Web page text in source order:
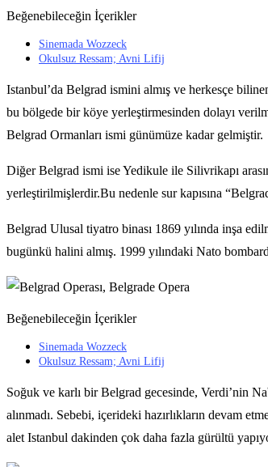
Beğenebileceğin İçerikler
Sinemada Wozzeck
Okulsuz Ressam; Avni Lifij
Istanbul’da Belgrad ismini almış ve herkesçe
bu bölgede bir köye yerleştirmesinden dolayı
Belgrad Ormanları ismi günümüze kadar gelmiştir.
Diğer Belgrad ismi ise Yedikule ile Silivrikapı
yerleştirilmişlerdir.Bu nedenle sur kapısına
Belgrad Ulusal tiyatro binası 1869 yılında inşa
bugünkü halini almış. 1999 yılındaki Nato
Beğenebileceğin İçerikler
Sinemada Wozzeck
Okulsuz Ressam; Avni Lifij
Soğuk ve karlı bir Belgrad gecesinde, Verdi’nin
alınmadı. Sebebi, içerideki hazırlıkların devam
alet Istanbul dakinden çok daha fazla gürültü